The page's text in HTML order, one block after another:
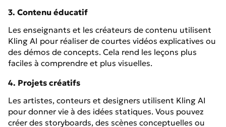
3. Contenu éducatif
Les enseignants et les créateurs de contenu utilisent
Kling AI pour réaliser de courtes vidéos explicatives ou
des démos de concepts. Cela rend les leçons plus
faciles à comprendre et plus visuelles.
4. Projets créatifs
Les artistes, conteurs et designers utilisent Kling AI
pour donner vie à des idées statiques. Vous pouvez
créer des storyboards, des scènes conceptuelles ou